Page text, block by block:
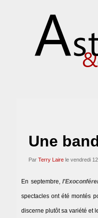
Une
Par Terry Laire le vendredi
En septembre,
spectacles ont été montés
discerne plutôt sa variété et